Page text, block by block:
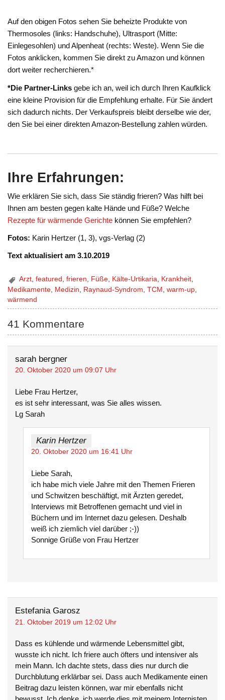
Auf den obigen Fotos sehen Sie beheizte Produkte von
Thermosoles (links: Handschuhe), Ultrasport (Mitte:
Einlegesohlen) und Alpenheat (rechts: Weste). Wenn Sie die
Fotos anklicken, kommen Sie direkt zu Amazon und können
dort weiter recherchieren.*
*Die Partner-Linksgebe ich an, weil ich durch Ihren Kaufklick
eine kleine Provision für die Empfehlung erhalte. Für Sie ändert
sich dadurch nichts. Der Verkaufspreis bleibt derselbe wie der,
den Sie bei einer direkten Amazon-Bestellung zahlen würden.
Ihre Erfahrungen:
Wie erklären Sie sich, dass Sie ständig frieren? Was hilft bei
Ihnen am besten gegen kalte Hände und Füße? Welche
Rezepte für wärmende Gerichte können Sie empfehlen?
Fotos: Karin Hertzer (1, 3), vgs-Verlag (2)
Text aktualisiert am 3.10.2019
Arzt,featured ,frieren, Füße, Kälte-Urtikaria, Krankheit,
Medikamente
Medizin Raynaud-Syndrom ,TCM ,warm-up
wärmend
41 Kommentare
sarah bergner
20. Oktober 2020 um 09:07 Uhr
Liebe Frau Hertzer,
es ist sehr interessant, was Sie alles wissen.
Lg Sarah
Karin Hertzer
20. Oktober 2020 um 16:41 Uhr
Liebe Sarah,
ich habe mich viele Jahre mit den Themen Frieren
und Schwitzen beschäftigt, mit Ärzten geredet,
Interviews mit Betroffenen gemacht und viel in
Büchern und im Internet dazu gelesen. Deshalb
weiß ich ziemlich viel darüber ;-))
Sonnige Grüße von Frau Hertzer
Estefania Garosz
21. Oktober 2019 um 12:02 Uhr
Dass es kühlende und wärmende Lebensmittel gibt,
wusste ich nicht. Ich friere auch öfters und intensiver als
mein Mann. Ich dachte stets, dass dies nur durch die
Durchblutung erklärbar sei. Dass auch Medikamente einen
Beitrag dazu leisten können, war mir ebenfalls nicht